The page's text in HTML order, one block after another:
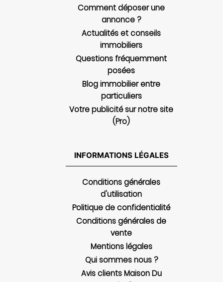
Comment déposer une
annonce ?
Actualités et conseils
immobiliers
Questions fréquemment
posées
Blog immobilier entre
particuliers
Votre publicité sur notre site
(Pro)
INFORMATIONS LÉGALES
Conditions générales
d'utilisation
Politique de confidentialité
Conditions générales de
vente
Mentions légales
Qui sommes nous ?
Avis clients Maison Du